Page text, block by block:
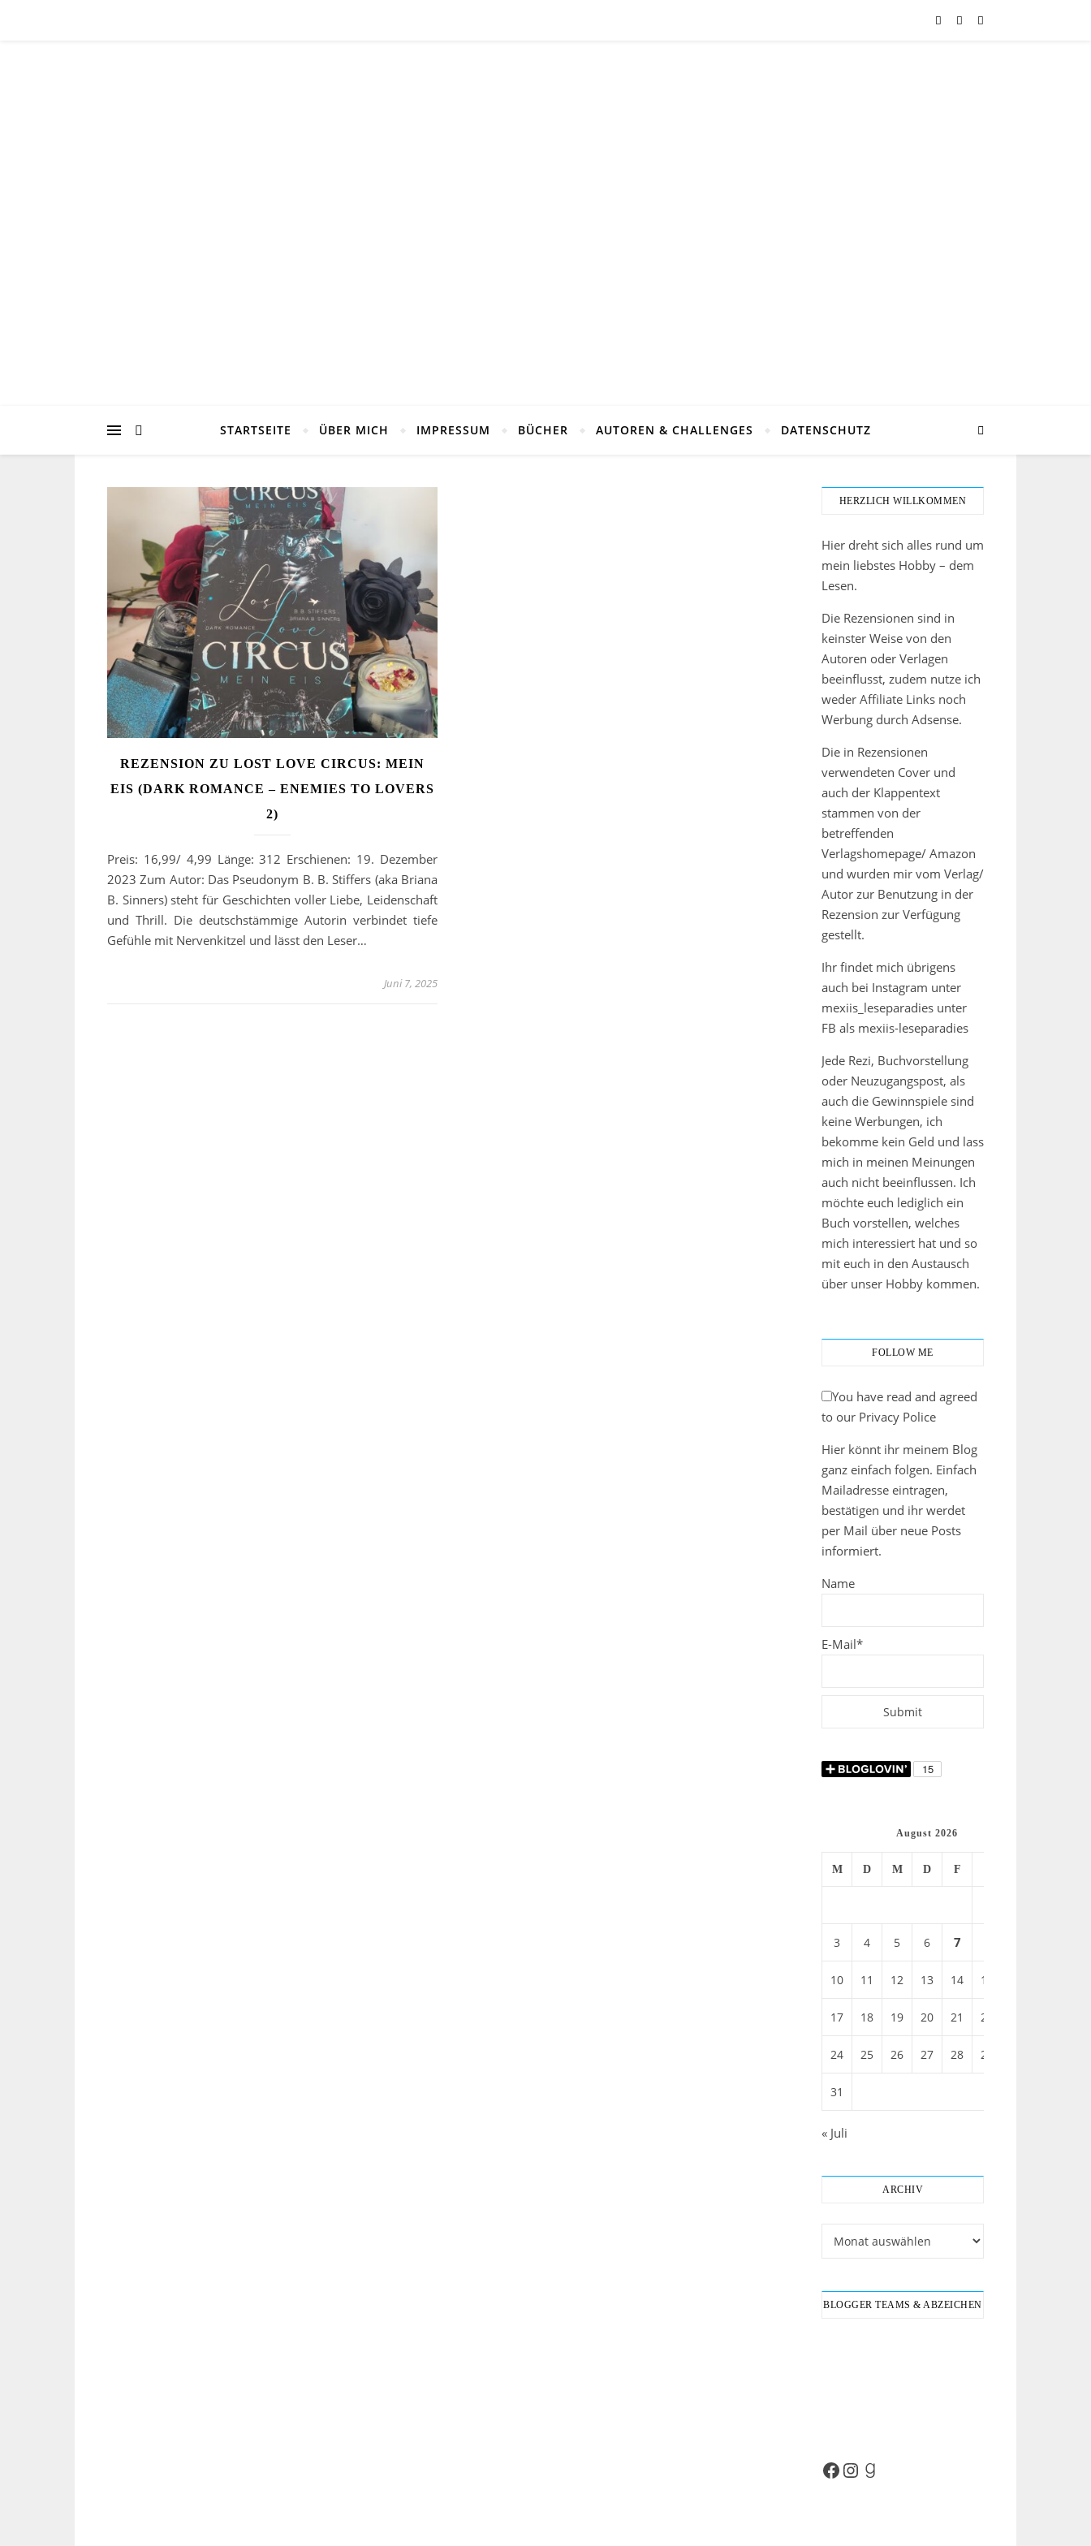
STARTSEITE ÜBER MICH IMPRESSUM BÜCHER AUTOREN & CHALLENGES DATENSCHUTZ
REZENSION ZU LOST LOVE CIRCUS: MEIN
EIS (DARK ROMANCE – ENEMIES TO LOVERS
2)
Preis: 16,99/ 4,99 Länge: 312 Erschienen: 19. Dezember
2023 Zum Autor: Das Pseudonym B. B. Stiffers (aka Briana
B. Sinners) steht für Geschichten voller Liebe, Leidenschaft
und Thrill. Die deutschstämmige Autorin verbindet tiefe
Gefühle mit Nervenkitzel und lässt den Leser…
Juni 7, 2025
HERZLICH WILLKOMMEN
Hier dreht sich alles rund um
mein liebstes Hobby – dem
Lesen.
Die Rezensionen sind in
keinster Weise von den
Autoren oder Verlagen
beeinflusst, zudem nutze ich
weder Affiliate Links noch
Werbung durch Adsense.
Die in Rezensionen
verwendeten Cover und
auch der Klappentext
stammen von der
betreffenden
Verlagshomepage/ Amazon
und wurden mir vom Verlag/
Autor zur Benutzung in der
Rezension zur Verfügung
gestellt.
Ihr findet mich übrigens
auch bei Instagram unter
mexiis_leseparadies unter
FB als mexiis-leseparadies
Jede Rezi, Buchvorstellung
oder Neuzugangspost, als
auch die Gewinnspiele sind
keine Werbungen, ich
bekomme kein Geld und lass
mich in meinen Meinungen
auch nicht beeinflussen. Ich
möchte euch lediglich ein
Buch vorstellen, welches
mich interessiert hat und so
mit euch in den Austausch
über unser Hobby kommen.
FOLLOW ME
You have read and agreed
to our Privacy Police
Hier könnt ihr meinem Blog
ganz einfach folgen. Einfach
Mailadresse eintragen,
bestätigen und ihr werdet
per Mail über neue Posts
informiert.
Name
E-Mail*
August 2026
M D M D F
3 4 5 6 7
10 11 12 13 14 15
17 18 19 20 21 22
24 25 26 27 28 29
31
« Juli
ARCHIV
BLOGGER TEAMS & ABZEICHEN
Facebook
Instagram
Goodreads